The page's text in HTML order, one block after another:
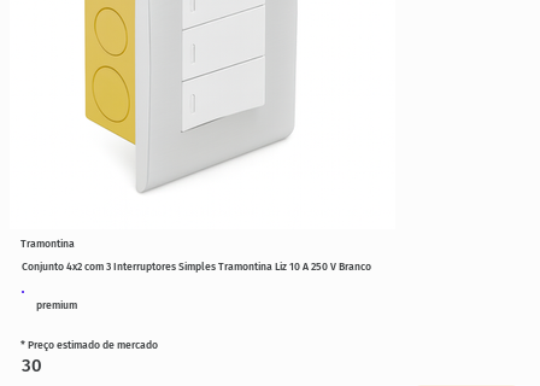
premium
Conjunto 4x2 com 3 Interruptores Simples Tramontina Liz 10 A 250 V Branco
* Preço estimado de mercado
30
Tramontina